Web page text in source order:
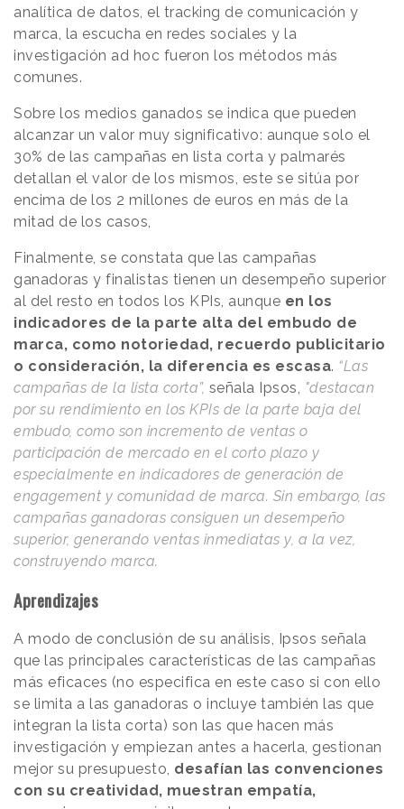
analítica de datos, el tracking de comunicación y
marca, la escucha en redes sociales y la
investigación ad hoc fueron los métodos más
comunes.
Sobre los medios ganados se indica que pueden
alcanzar un valor muy significativo: aunque solo el
30% de las campañas en lista corta y palmarés
detallan el valor de los mismos, este se sitúa por
encima de los 2 millones de euros en más de la
mitad de los casos,
Finalmente, se constata que las campañas
ganadoras y finalistas tienen un desempeño superior
al del resto en todos los KPIs, aunque en los
indicadores de la parte alta del embudo de
marca, como notoriedad, recuerdo publicitario
o consideración, la diferencia es escasa. “Las
campañas de la lista corta”, señala Ipsos, "destacan
por su rendimiento en los KPIs de la parte baja del
embudo, como son incremento de ventas o
participación de mercado en el corto plazo y
especialmente en indicadores de generación de
engagement y comunidad de marca. Sin embargo, las
campañas ganadoras consiguen un desempeño
superior, generando ventas inmediatas y, a la vez,
construyendo marca.
Aprendizajes
A modo de conclusión de su análisis, Ipsos señala
que las principales características de las campañas
más eficaces (no especifica en este caso si con ello
se limita a las ganadoras o incluye también las que
integran la lista corta) son las que hacen más
investigación y empiezan antes a hacerla, gestionan
mejor su presupuesto, desafían las convenciones
con su creatividad, muestran empatía,